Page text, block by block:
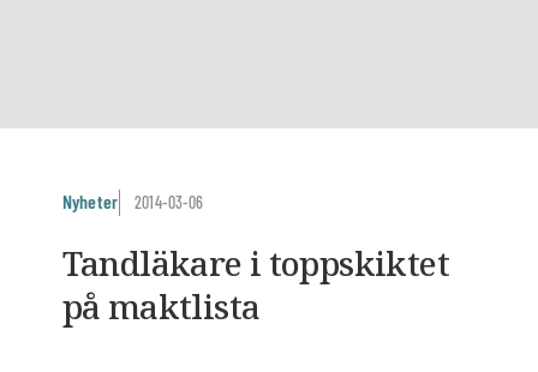
Nyheter 2014-03-06
Tandläkare i toppskiktet
på maktlista